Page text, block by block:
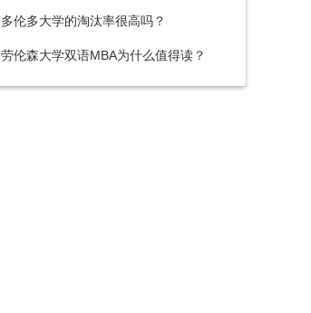
多伦多大学的淘汰率很高吗？
劳伦森大学双语MBA为什么值得读？